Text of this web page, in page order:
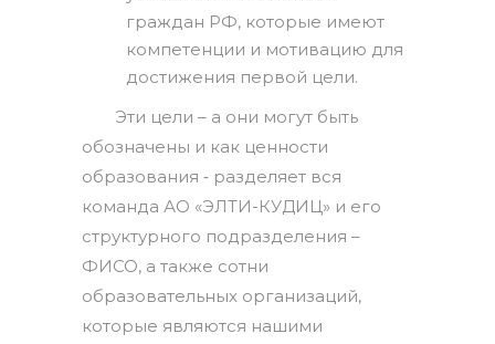
граждан РФ, которые имеют
компетенции и мотивацию для
достижения первой цели.
Эти цели – а они могут быть
обозначены и как ценности
образования ‑ разделяет вся
команда АО «ЭЛТИ-КУДИЦ» и его
структурного подразделения –
ФИСО, а также сотни
образовательных организаций,
которые являются нашими